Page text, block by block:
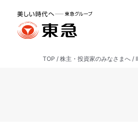
TOP 株主・投資家のみなさまへ